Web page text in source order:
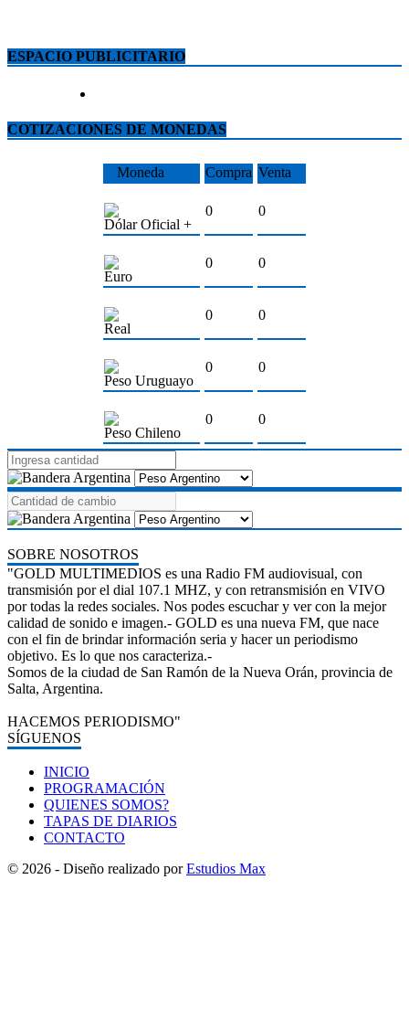
ESPACIO PUBLICITARIO
COTIZACIONES DE MONEDAS
Moneda Compra Venta
Dólar Oficial +
0 0
Euro
0 0
Real
0 0
Peso Uruguayo
0 0
Peso Chileno
0 0
SOBRE NOSOTROS
"GOLD MULTIMEDIOS es una Radio FM audiovisual, con
transmisión por el dial 107.1 MHZ, y con retransmisión en VIVO
por todas la redes sociales. Nos podes escuchar y ver con la mejor
calidad de sonido e imagen.- GOLD es una nueva FM, que nace
con el fin de brindar información seria y hacer un periodismo
objetivo. Es lo que nos caracteriza.-
Somos de la ciudad de San Ramón de la Nueva Orán, provincia de
Salta, Argentina.
HACEMOS PERIODISMO"
SÍGUENOS
INICIO
PROGRAMACIÓN
QUIENES SOMOS?
TAPAS DE DIARIOS
CONTACTO
© 2026 - Diseño realizado porEstudios Max